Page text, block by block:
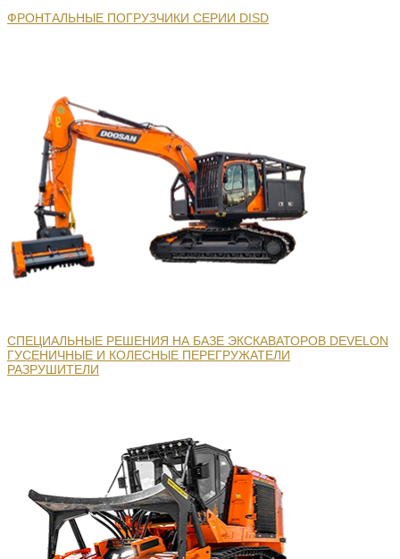
ФРОНТАЛЬНЫЕ ПОГРУЗЧИКИ СЕРИИ DISD
СПЕЦИАЛЬНЫЕ РЕШЕНИЯ НА БАЗЕ ЭКСКАВАТОРОВ DEVELON
ГУСЕНИЧНЫЕ И КОЛЕСНЫЕ ПЕРЕГРУЖАТЕЛИ
РАЗРУШИТЕЛИ